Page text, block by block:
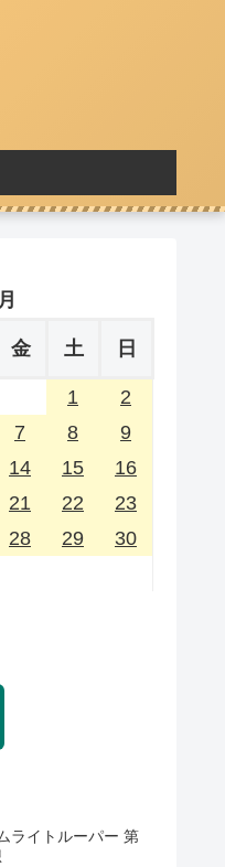
金 土 日
1
2
7 8
9
14 15
16
21 22
23
28 29
30
ライトルーパー 第